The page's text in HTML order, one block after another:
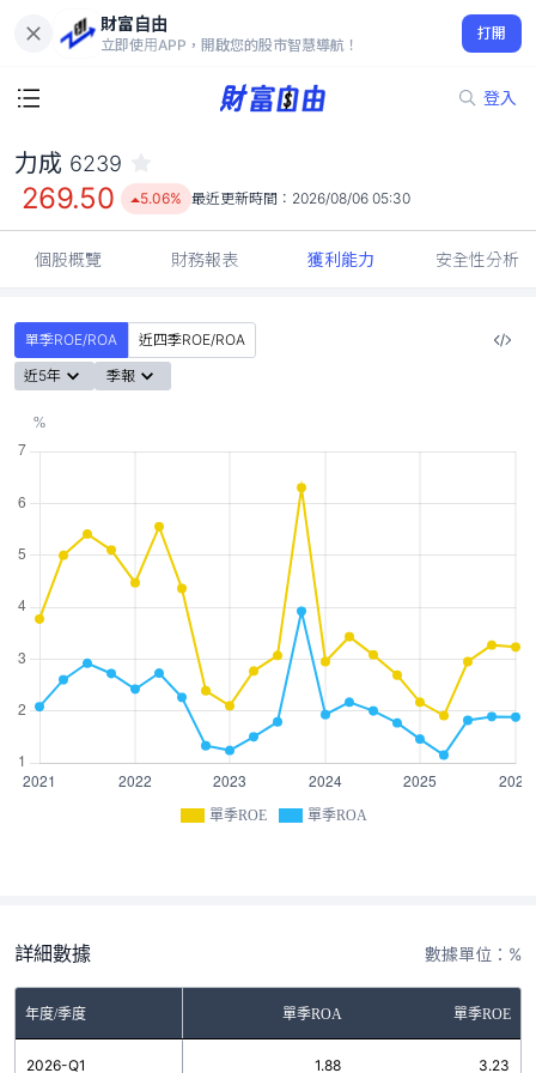
財富自由
立即使用APP，開啟您的股市智慧導航！
打開
登入
269.50
5.06%
力成 6239
269.50 5.06% 最近更新時間： 2026/08/06 05:30
個股概覽 財務報表 獲利能力 安全性分析
單季ROE/ROA
近四季ROE/ROA
近5年
季報
單季ROE 單季ROA
詳細數據 數據單位：%
年度/季度 單季ROA 單季ROE
2026-Q1 1.88 3.23